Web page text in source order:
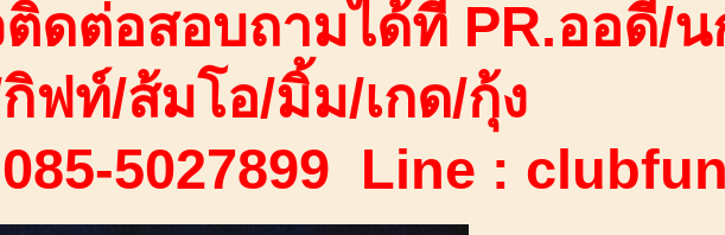
ดต่อสอบถามได้ที่ PR.ออดี้/น
กิฟท์/ส้มโอ/มิ้ม/เกด/กุ้ง
5027899 Line :